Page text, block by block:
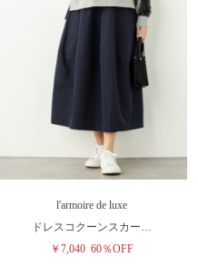
l'armoire de luxe
ドレスコクーンスカー…
￥7,040 60％OFF